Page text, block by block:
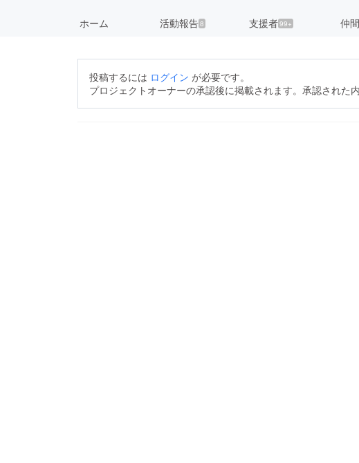
ホーム 活動報告8 支援者99+ 仲
投稿するには ログイン が必要です。
プロジェクトオーナーの承認後に掲載されます。承認された